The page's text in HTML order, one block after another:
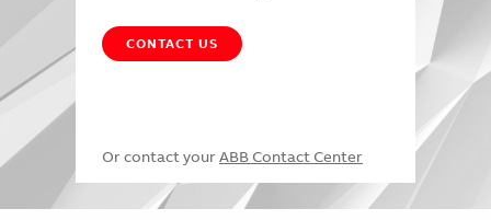
CONTACT US
Or contact your ABB Contact Center